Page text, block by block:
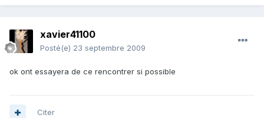
xavier41100
Posté(e) 23 septembre 2009
ok ont essayera de ce rencontrer si possible
Citer